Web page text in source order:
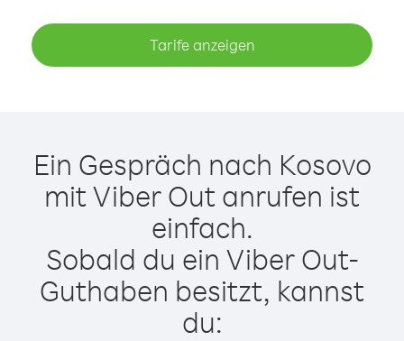
Tarife anzeigen
Ein Gespräch nach Kosovo
mit Viber Out anrufen ist
einfach.
Sobald du ein Viber Out-
Guthaben besitzt, kannst
du: